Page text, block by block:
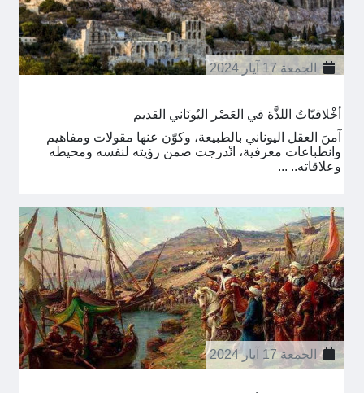
الجمعة 17 آيار 2024
أخْلاقيّاتُ اللذَّة في العَصْر اليُونَاني القديم
آمنَ العقل اليوناني بالطبيعة، وكوّن عنها مقولات ومفاهيم
وانطباعات معرفية، انْدرجت ضمن رؤيته لنفسه ومحيطه
وعلاقاته.. ...
الجمعة 17 آيار 2024